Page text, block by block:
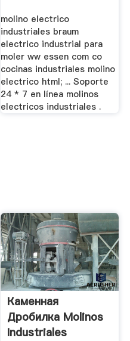
molino electrico
industriales braum
electrico industrial para
moler ww essen com co
cocinas industriales molino
electrico html; ... Soporte
24 * 7 en línea molinos
electricos industriales .
Каменная
Дробилка Molinos
Industriales